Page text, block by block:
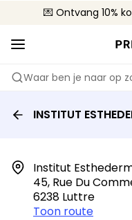
💌 Ontvang 10%
🚚 Gratis
📦
Waar ben je naar op
INSTITUT
Institut
45, Rue Du
6238 Luttre
Toon route